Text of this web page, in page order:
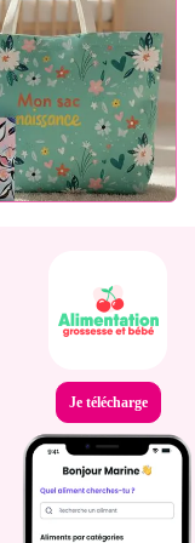
Je télécharge